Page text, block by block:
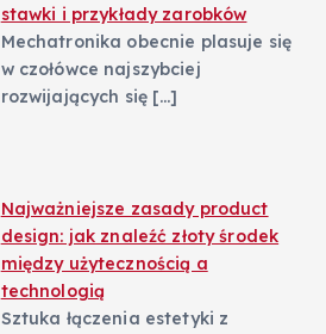
stawki i przykłady zarobków
Mechatronika obecnie plasuje się
w czołówce najszybciej
rozwijających się […]
Najważniejsze zasady product
design: jak znaleźć złoty środek
między użytecznością a
technologią
Sztuka łączenia estetyki z